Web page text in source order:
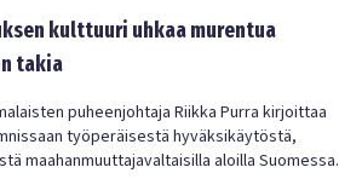
kulttuuri uhkaa murentua
takia
puheenjohtaja Riikka Purra kirjoittaa
työperäisestä hyväksikäytöstä,
maahanmuuttajavaltaisilla aloilla Suomessa.